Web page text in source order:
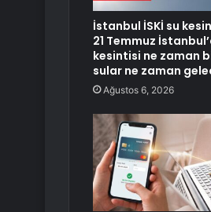
İstanbul İSKİ su
21 Temmuz
kesintisi ne zaman
sular ne zaman
Ağustos 6, 2026